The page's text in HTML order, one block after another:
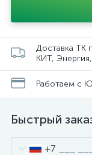
Доставка ТК
КИТ,
Работаем с
Быстрый
+7